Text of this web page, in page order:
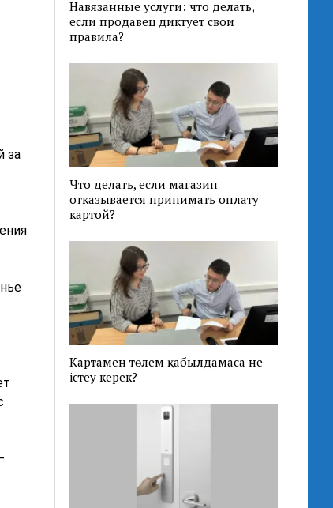
за
Навязанные услуги: что делать,
если продавец диктует свои
правила?
Что делать, если магазин
отказывается принимать оплату
картой?
Картамен төлем қабылдамаса не
істеу керек?